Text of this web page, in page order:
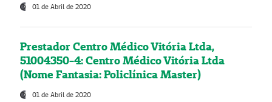
01 de Abril de 2020
Prestador Centro Médico Vitória Ltda,
51004350-4: Centro Médico Vitória Ltda
(Nome Fantasia: Policlínica Master)
01 de Abril de 2020